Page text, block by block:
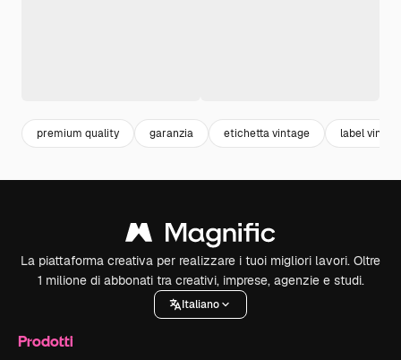
premium quality garanzia etichetta vintage label
La piattaforma creativa per realizzare i tuoi migliori lavori. Oltre
1 milione di abbonati tra creativi, imprese, agenzie e studi.
Italiano
Prodotti